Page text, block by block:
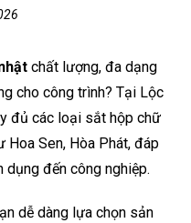
chất lượng, đa dạng
cho công trình? Tại Lộc
đủ các loại sắt hộp chữ
Hoa Sen, Hòa Phát, đáp
đến công nghiệp.
dễ dàng lựa chọn sản